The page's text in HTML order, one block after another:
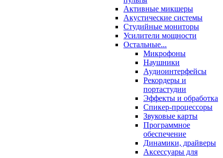
Активные микшеры
Акустические системы
Студийные мониторы
Усилители мощности
Остальные...
Микрофоны
Наушники
Аудиоинтерфейсы
Рекордеры и
портастудии
Эффекты и обработка
Спикер-процессоры
Звуковые карты
Программное
обеспечение
Динамики, драйверы
Аксессуары для